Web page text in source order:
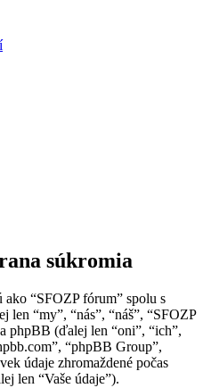
súkromia
“SFOZP fórum” spolu s
“my”, “nás”, “náš”, “SFOZP
phpBB (ďalej len “oni”, “ich”,
“phpBB Group”,
údaje zhromaždené počas
len “Vaše údaje”).